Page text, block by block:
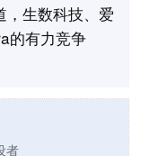
，生数科技、爱
的有力竞争
者